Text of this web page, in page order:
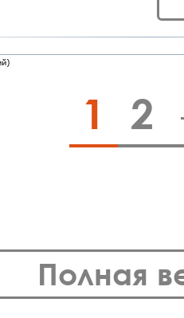
1 2
Полная